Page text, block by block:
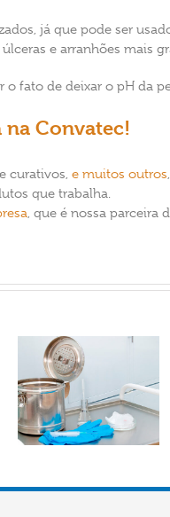
já que pode ser
e arranhões mais
fato de deixar o pH da
Convatec!
curativos, e muitos outros
que trabalha.
, que é nossa parceira
Como economizar
compra de EPIs?